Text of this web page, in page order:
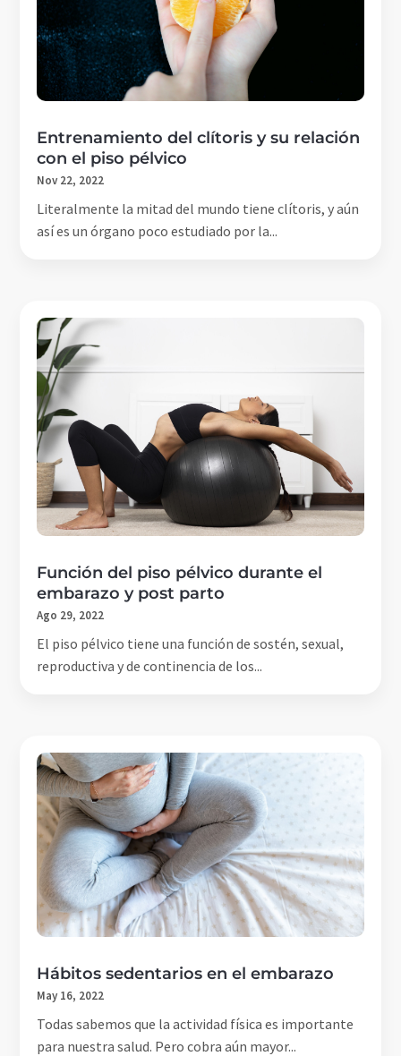
Entrenamiento del clítoris y su relación
con el piso pélvico
Nov 22, 2022
Literalmente la mitad del mundo tiene clítoris, y aún
así es un órgano poco estudiado por la...
Función del piso pélvico durante el
embarazo y post parto
Ago 29, 2022
El piso pélvico tiene una función de sostén, sexual,
reproductiva y de continencia de los...
Hábitos sedentarios en el embarazo
May 16, 2022
Todas sabemos que la actividad física es importante
para nuestra salud. Pero cobra aún mayor...